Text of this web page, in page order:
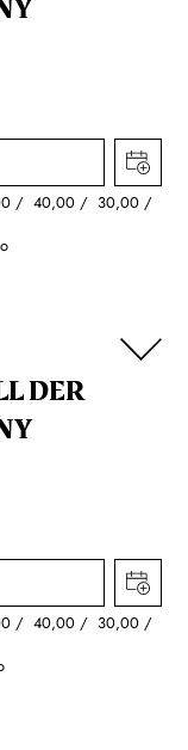
40,00 30,00
DER
40,00 30,00